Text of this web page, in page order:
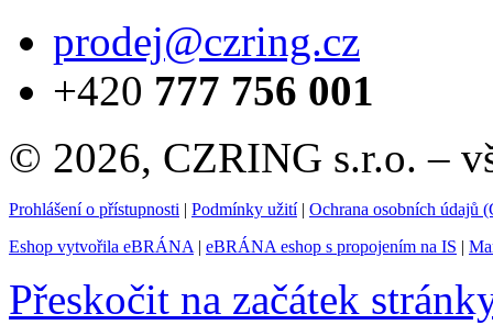
prodej@czring.cz
+420 777 756 001
© 2026, CZRING s.r.o. –
Prohlášení o přístupnosti | Podmínky užití| Ochrana osobních údajů
Eshop vytvořila eBRÁNA | eBRÁNA eshop s propojením na IS |
Přeskočit na začátek